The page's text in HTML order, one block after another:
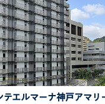
テエルマーナ神戸アマリ